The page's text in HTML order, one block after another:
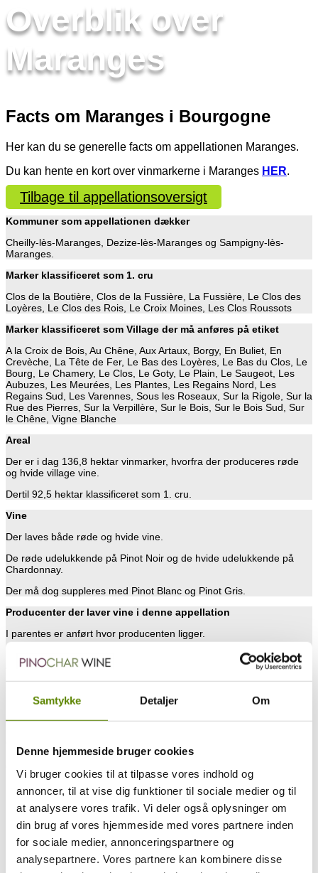
Samtykke Detaljer Om
Denne hjemmeside bruger cookies
Vi bruger cookies til at tilpasse vores indhold og
annoncer, til at vise dig funktioner til sociale medier og til
at analysere vores trafik. Vi deler også oplysninger om
din brug af vores hjemmeside med vores partnere inden
for sociale medier, annonceringspartnere og
analysepartnere. Vores partnere kan kombinere disse
Overblik over
Maranges
Facts om Maranges i Bourgogne
Her kan du se generelle facts om appellationen Maranges.
Du kan hente en kort over vinmarkerne i Maranges HER.
Tilbage til appellationsoversigt
Kommuner som appellationen dækker
Cheilly-lès-Maranges, Dezize-lès-Maranges og Sampigny-lès-
Maranges.
Marker klassificeret som 1. cru
Clos de la Boutière, Clos de la Fussière, La Fussière, Le Clos des
Loyères, Le Clos des Rois, Le Croix Moines, Les Clos Roussots
Marker klassificeret som Village der må anføres på etiket
A la Croix de Bois, Au Chêne, Aux Artaux, Borgy, En Buliet, En
Crevèche, La Tête de Fer, Le Bas des Loyères, Le Bas du Clos, Le
Bourg, Le Chamery, Le Clos, Le Goty, Le Plain, Le Saugeot, Les
Aubuzes, Les Meurées, Les Plantes, Les Regains Nord, Les
Regains Sud, Les Varennes, Sous les Roseaux, Sur la Rigole, Sur la
Rue des Pierres, Sur la Verpillère, Sur le Bois, Sur le Bois Sud, Sur
le Chêne, Vigne Blanche
Areal
Der er i dag 136,8 hektar vinmarker, hvorfra der produceres røde
og hvide village vine.
Dertil 92,5 hektar klassificeret som 1. cru.
Vine
Der laves både røde og hvide vine.
De røde udelukkende på Pinot Noir og de hvide udelukkende på
Chardonnay.
Der må dog suppleres med Pinot Blanc og Pinot Gris.
Producenter der laver vine i denne appellation
I parentes er anført hvor producenten ligger.
Listen er ikke nødvendigvis 100% opdateret, da der løbende sker
ændringer i ejerforholdene i de enkelte markbesiddelser og
Men skulle du få lyst til at besøge denne appellation, så kan du se,
hvem der laver vin herfra, samt hvor du kan finde dem.
markeret med blåt, og du kan blot klikke på navnet og læse mere
Domaine Bachelet Vincent – 21190 CHASSAGNE-MONTRACHET
Domaine Bachey-Legros – 21590 SANTENAY
Domaine Bardollet Jean-Pierre – 21590 SANTENAY
Domaine Battault Jean Marc – 71150 DEZIZE-LES-MARANGES
Domaine Belland Roger – 21590 SANTENAY
Domaine Bellavoine Caroline – 71510 SAINT-SERNIN-DU-PLAIN
Maison Boisset Jean-Claude – 21700 NUITS-SAINT-GEORGES
Domaine Bouthenet Jean-François – 71150 CHEILLY-LES-